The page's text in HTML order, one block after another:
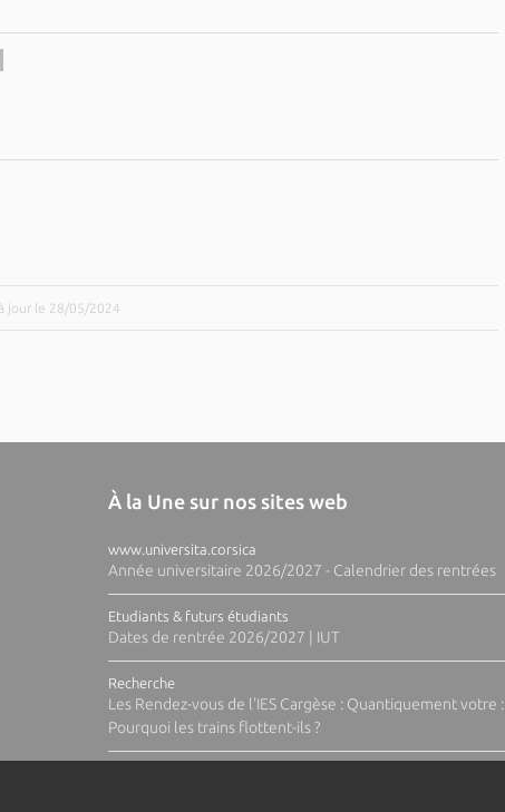
jour le 28/05/2024
À la Une sur nos sites web
www.universita.corsica
Année universitaire 2026/2027 - Calendrier des rentrées
Etudiants & futurs étudiants
Dates de rentrée 2026/2027 | IUT
Recherche
Les Rendez-vous de l'IES Cargèse : Quantiquement votre :
Pourquoi les trains flottent-ils ?